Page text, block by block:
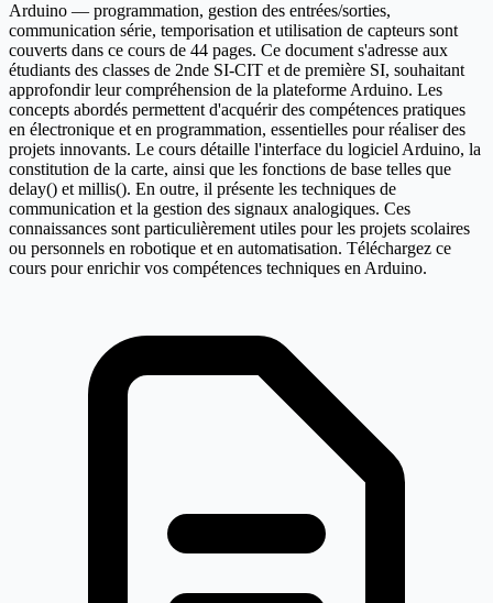
Arduino — programmation, gestion des entrées/sorties,
communication série, temporisation et utilisation de capteurs sont
couverts dans ce cours de 44 pages. Ce document s'adresse aux
étudiants des classes de 2nde SI-CIT et de première SI, souhaitant
approfondir leur compréhension de la plateforme Arduino. Les
concepts abordés permettent d'acquérir des compétences pratiques
en électronique et en programmation, essentielles pour réaliser des
projets innovants. Le cours détaille l'interface du logiciel Arduino, la
constitution de la carte, ainsi que les fonctions de base telles que
delay() et millis(). En outre, il présente les techniques de
communication et la gestion des signaux analogiques. Ces
connaissances sont particulièrement utiles pour les projets scolaires
ou personnels en robotique et en automatisation. Téléchargez ce
cours pour enrichir vos compétences techniques en Arduino.